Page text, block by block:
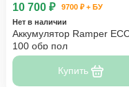
10 700 ₽
9700 ₽ + БУ
Нет в наличии
Аккумулятор Ramper
100 обр пол
Купить